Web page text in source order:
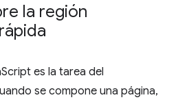
la región
es la tarea del
se compone una página,